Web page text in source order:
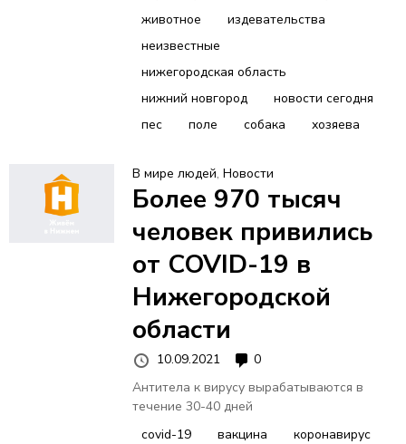
животное
издевательства
неизвестные
нижегородская область
нижний новгород
новости сегодня
пес
поле собака хозяева
В мире людей, Новости
Более 970 тысяч
человек привились
от COVID-19 в
Нижегородской
области
10.09.2021
0
Антитела к вирусу вырабатываются в
течение 30-40 дней
covid-19
вакцина
коронавирус